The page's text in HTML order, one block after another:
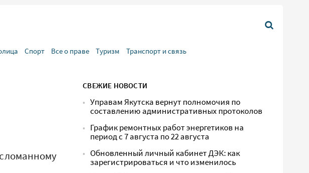
Спорт Все о праве Туризм Транспорт и связь
СВЕЖИЕ НОВОСТИ
Управам Якутска вернут полномочия по
составлению административных протоколов
График ремонтных работ энергетиков на
период с 7 августа по 22 августа
Обновленный личный кабинет ДЭК: как
зарегистрироваться и что изменилось